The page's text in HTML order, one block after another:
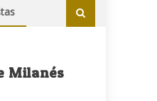
Milanés